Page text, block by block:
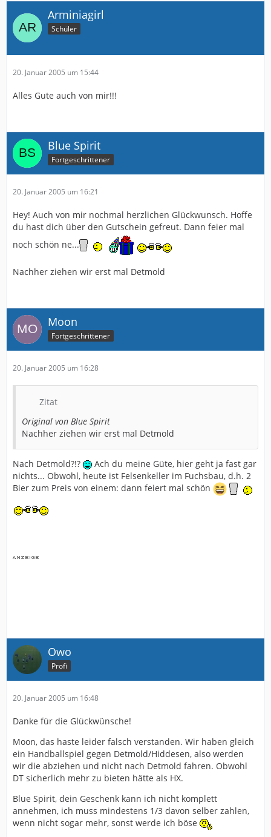
Arminiagirl
Schüler
20. Januar 2005 um 15:44
Alles Gute auch von mir!!!
Blue Spirit
Fortgeschrittener
20. Januar 2005 um 16:21
Hey! Auch von mir nochmal herzlichen Glückwunsch. Hoffe
du hast dich über den Gutschein gefreut. Dann feier mal
noch schön ne...
Nachher ziehen wir erst mal Detmold
Moon
Fortgeschrittener
20. Januar 2005 um 16:28
Zitat
Original von Blue Spirit
Nachher ziehen wir erst mal Detmold
Nach Detmold?!?
Ach du meine Güte, hier geht ja fast gar
nichts... Obwohl, heute ist Felsenkeller im Fuchsbau, d.h. 2
Bier zum Preis von einem: dann feiert mal schön
Owo
Profi
20. Januar 2005 um 16:48
Danke für die Glückwünsche!
Moon, das haste leider falsch verstanden. Wir haben gleich
ein Handballspiel gegen Detmold/Hiddesen, also werden
wir die abziehen und nicht nach Detmold fahren. Obwohl
DT sicherlich mehr zu bieten hätte als HX.
Blue Spirit, dein Geschenk kann ich nicht komplett
annehmen, ich muss mindestens 1/3 davon selber zahlen,
wenn nicht sogar mehr, sonst werde ich böse